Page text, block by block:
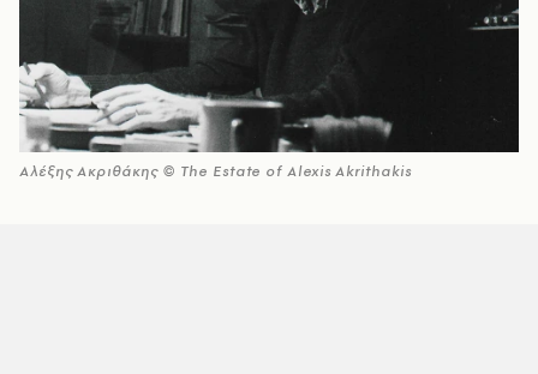
Αλέξης Ακριθάκης © The Estate of Alexis Akrithakis